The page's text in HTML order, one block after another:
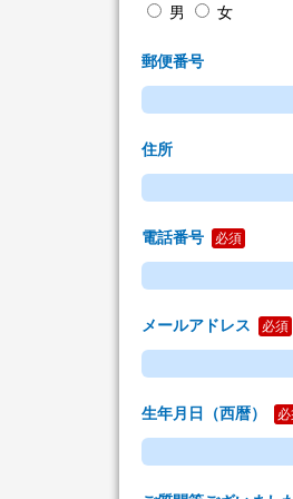
男 女
郵便番号
住所
電話番号 必須
メールアドレス 必須
生年月日（西暦）